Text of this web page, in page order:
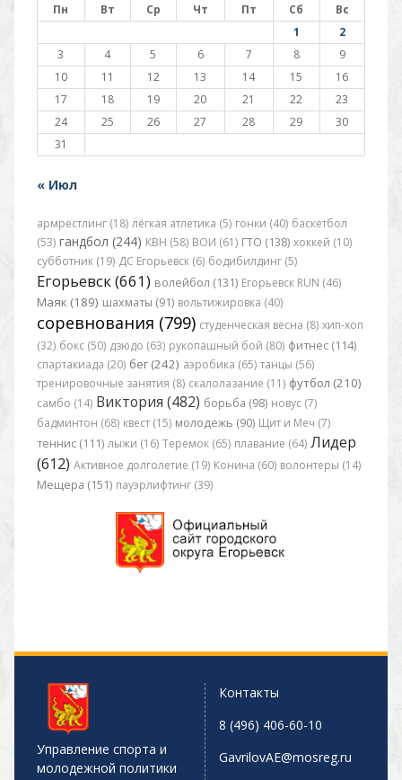
Пн Вт Ср Чт Пт Сб
Вс
1
2
3
4 5 6 7 8
9
10
11 12 13 14 15
16
17
18 19 20 21 22
23
24
25 26 27 28 29
30
31
« Июл
армрестлинг (18) лёгкая атлетика (5) гонки (40) баскетбол
(53) гандбол (244) КВН (58) ВОИ (61) ГТО (138) хоккей (10)
субботник (19) ДС Егорьевск (6) бодибилдинг (5)
Егорьевск (661) волейбол (131) Егорьевск RUN (46)
Маяк (189) шахматы (91) вольтижировка (40)
соревнования (799) студенческая весна (8) хип-хоп
(32) бокс (50) дзюдо (63) рукопашный бой (80) фитнес (114)
спартакиада (20) бег (242) аэробика (65) танцы (56)
тренировочные занятия (8) скалолазание (11) футбол (210)
самбо (14) Виктория (482) борьба (98) новус (7)
бадминтон (68) квест (15) молодежь (90) Щит и Меч (7)
теннис (111) лыжи (16) Теремок (65) плавание (64) Лидер
(612) Активное долголетие (19) Конина (60) волонтеры (14)
Мещера (151) пауэрлифтинг (39)
Управление спорта и
молодежной политики
Контакты
8 (496) 406-60-10
GavrilovAE@mosreg.ru